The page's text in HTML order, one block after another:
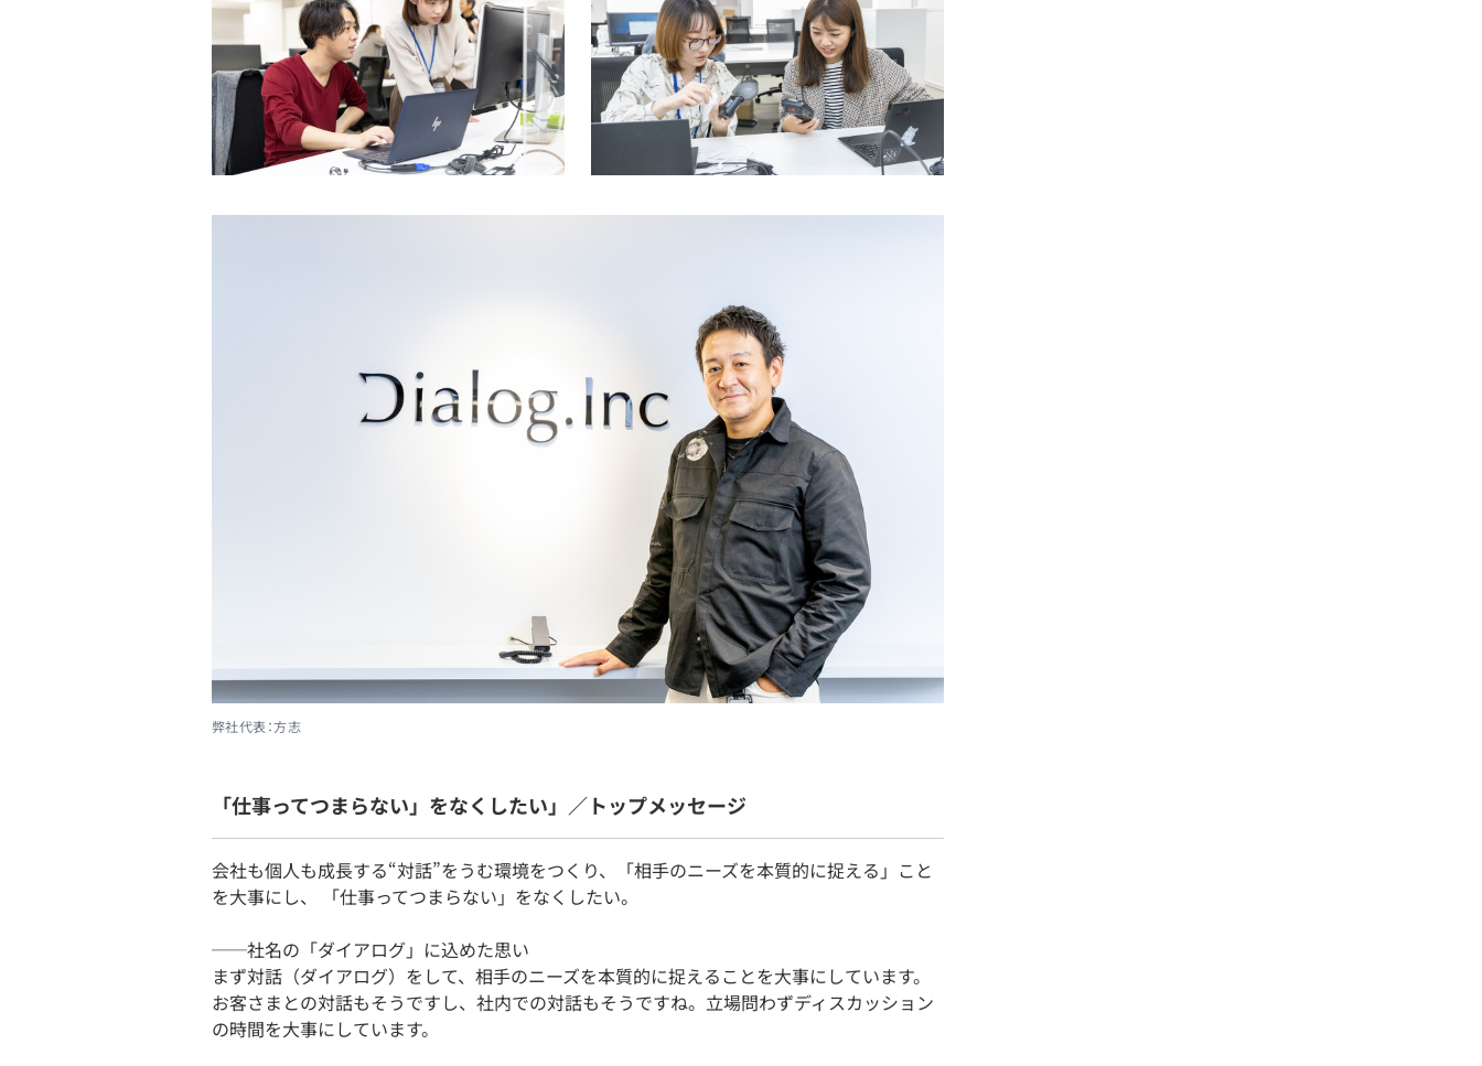
弊社代表：方志
「仕事ってつまらない」をなくしたい」／トップメッセージ
会社も個人も成長する“対話”をうむ環境をつくり、「相手のニーズを本質的に捉える」こと
を大事にし、 「仕事ってつまらない」をなくしたい。
──社名の「ダイアログ」に込めた思い
まず対話（ダイアログ）をして、相手のニーズを本質的に捉えることを大事にしています。
お客さまとの対話もそうですし、社内での対話もそうですね。立場問わずディスカッション
の時間を大事にしています。